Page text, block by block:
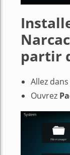
partir
Allez dans
Ouvrez